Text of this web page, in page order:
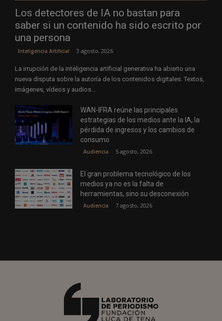
Los detectores de IA no bastan para
saber si un contenido ha sido escrito por
una persona
Inteligencia Artificial 3 agosto, 2026
La irrupción de la inteligencia artificial generativa ha abierto una
nueva disputa sobre la autoría de los contenidos digitales. Textos,
imágenes, vídeos y audios...
WAN-IFRA reúne las principales
estrategias de los medios ante la IA, la
pérdida de ingresos y los cambios de
consumo
Audiencia 5 agosto, 2026
El gran problema tecnológico de los
medios ya no es la falta de
herramientas, sino su desconexión
Audiencia 7 agosto, 2026